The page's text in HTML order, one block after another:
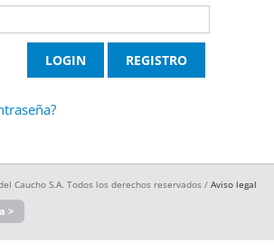
Caucho S.A. Todos los derechos reservados / Aviso legal
>